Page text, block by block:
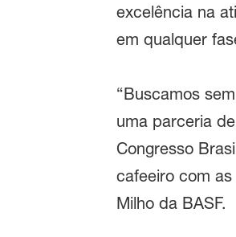
excelência na
em qualquer
“Buscamos
uma parceria
Congresso
cafeeiro com
Milho da BASF.